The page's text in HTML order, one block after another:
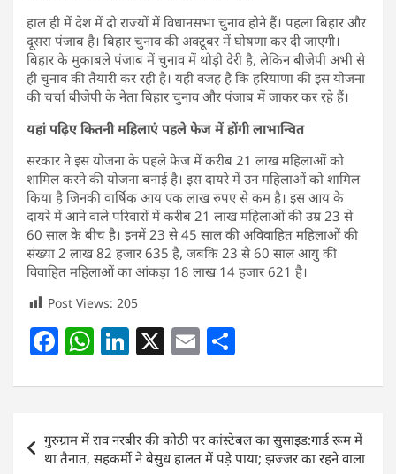
हाल ही में देश में दो राज्यों में विधानसभा चुनाव होने हैं। पहला बिहार और
दूसरा पंजाब है। बिहार चुनाव की अक्टूबर में घोषणा कर दी जाएगी।
बिहार के मुकाबले पंजाब में चुनाव में थोड़ी देरी है, लेकिन बीजेपी अभी से
ही चुनाव की तैयारी कर रही है। यही वजह है कि हरियाणा की इस योजना
की चर्चा बीजेपी के नेता बिहार चुनाव और पंजाब में जाकर कर रहे हैं।
यहां पढ़िए कितनी महिलाएं पहले फेज में होंगी लाभान्वित
सरकार ने इस योजना के पहले फेज में करीब 21 लाख महिलाओं को
शामिल करने की योजना बनाई है। इस दायरे में उन महिलाओं को शामिल
किया है जिनकी वार्षिक आय एक लाख रुपए से कम है। इस आय के
दायरे में आने वाले परिवारों में करीब 21 लाख महिलाओं की उम्र 23 से
60 साल के बीच है। इनमें 23 से 45 साल की अविवाहित महिलाओं की
संख्या 2 लाख 82 हजार 635 है, जबकि 23 से 60 साल आयु की
विवाहित महिलाओं का आंकड़ा 18 लाख 14 हजार 621 है।
Post Views: 205
F
c
e
b
W
at
s
A
Li
k
e
dI
X E
ai
l
ar
e
navigation
गुरुग्राम में राव नरबीर की कोठी पर कांस्टेबल का सुसाइड:गार्ड रूम में
था तैनात, सहकर्मी ने बेसुध हालत में पड़े पाया; झज्जर का रहने वाला